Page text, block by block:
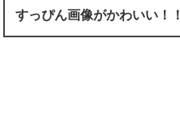
すっぴん画像がかわいい！！